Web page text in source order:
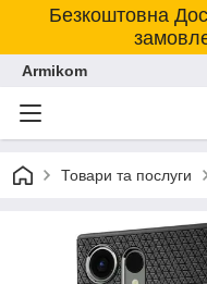
Безкоштовна
Armikom
Товари та послуги